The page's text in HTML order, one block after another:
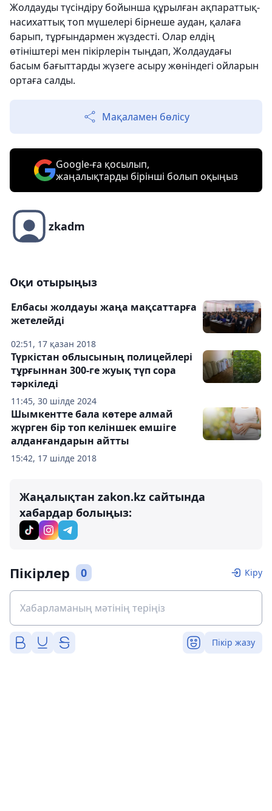
Жолдауды түсіндіру бойынша құрылған ақпараттық-
насихаттық топ мүшелері бірнеше аудан, қалаға
барып, тұрғындармен жүздесті. Олар елдің
өтініштері мен пікірлерін тыңдап, Жолдаудағы
басым бағыттарды жүзеге асыру жөніндегі ойларын
ортаға салды.
Мақаламен бөлісу
Google-ға қосылып,
жаңалықтарды бірінші болып оқыңыз
zkadm
Оқи отырыңыз
02:51, 17 қазан 2018
Елбасы жолдауы жаңа мақсаттарға
жетелейді
11:45, 30 шілде 2024
Түркістан облысының полицейлері
тұрғыннан 300-ге жуық түп сора
тәркіледі
15:42, 17 шілде 2018
Шымкентте бала көтере алмай
жүрген бір топ келіншек емшіге
алданғандарын айтты
Жаңалықтан zakon.kz сайтында
хабардар болыңыз:
Пікірлер 0 Кіру
Пікір жазу